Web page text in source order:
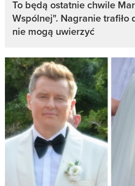
To będą ostatnie chwile
Wspólnej". Nagranie trafiło
nie mogą uwierzyć